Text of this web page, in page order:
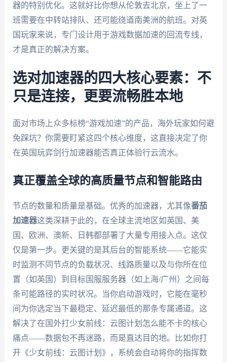
器的特别优化。这就好比你想从伦敦去北京，坐上了一
班需要在中转站排队、还可能绕道南美洲的航班。对英
国玩家来说，专门设计用于游戏数据加速的回流专线，
才是真正的解决方案。
选对加速器的四大核心要素：不
只是连接，更要流畅胜本地
面对市场上众多标榜“游戏加速”的产品，海外玩家如何避
免踩坑？你需要盯紧这四个核心维度，这直接决定了你
在英国玩弈剑行加速器能否真正体验行云流水。
真正覆盖全球的高质量节点和智能路由
节点的数量和质量是基础。优秀的加速器，尤其像番茄
加速器这类深耕于此的，在全球主流地区如英国、美
国、欧洲、澳新、日韩都部署了大量专用接入点。这仅
仅是第一步。更关键的是其后台的智能系统——它能实
时监测不同节点的负载状况、线路质量以及与你所在位
置（如英国）到目标国服服务器（如上海/广州）之间每
条可能路径的实时状况。当你启动游戏时，它能在毫秒
间为你选定当下最稳定、延迟最低的那条专属通道。这
解决了在国外打少女前线：云图计划怎么能不卡的核心
痛点——数据包不再迷路，而是直达目的地。比如你打
开《少女前线：云图计划》，系统会自动将你的指挥数